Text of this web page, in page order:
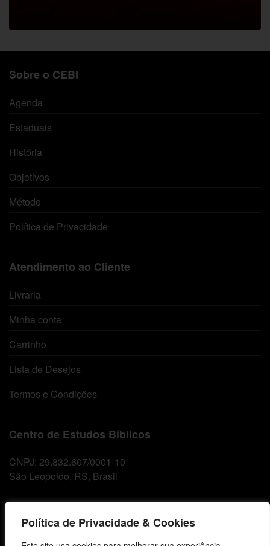
Política de Privacidade & Cookies
Sobre o CEBI
Agenda
Estaduais
História
Objetivos
Método
Política de Privacidade
Atendimento ao Cliente
Livraria
Minha conta
Carrinho
Lista de Desejos
Termos e Condições
Centro de Estudos Bíblicos
CNPJ: 29.832.607/0001-10
São Leopoldo, RS, Brasil
Fale Conosco